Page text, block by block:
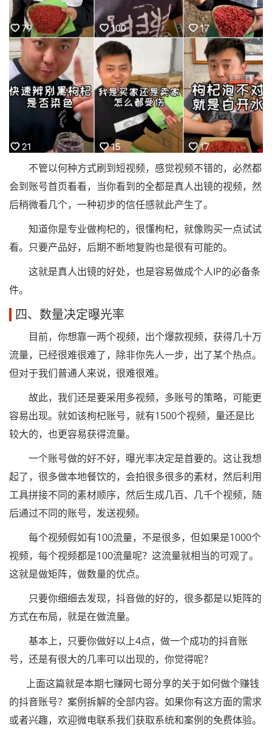
不管以何种方式刷到短视频，感觉视频不错的，必然都
会到账号首页看看，当你看到的全都是真人出镜的视频，然
后稍微看几个，一种初步的信任感就此产生了。
知道你是专业做枸杞的，很懂枸杞，就像购买一点试试
看。只要产品好，后期不断地复购也是很有可能的。
这就是真人出镜的好处，也是容易做成个人IP的必备条
件。
四、数量决定曝光率
目前，你想靠一两个视频，出个爆款视频，获得几十万
流量，已经很难很难了，除非你先人一步，出了某个热点。
但对于我们普通人来说，很难很难。
故此，我们还是要采用多视频，多账号的策略，可能更
容易出现。就如该枸杞账号，就有1500个视频，量还是比
较大的，也更容易获得流量。
一个账号做的好不好，曝光率决定是首要的。这让我想
起了，很多做本地餐饮的，会拍很多很多的素材，然后利用
工具拼接不同的素材顺序，然后生成几百、几千个视频，随
后通过不同的账号，发送视频。
每个视频假如有100流量，不是很多，但如果是1000个
视频，每个视频都是100流量呢？这流量就相当的可观了。
这就是做矩阵，做数量的优点。
只要你细细去发现，抖音做的好的，很多都是以矩阵的
方式在布局，就是在做流量。
基本上，只要你做好以上4点，做一个成功的抖音账
号，还是有很大的几率可以出现的，你觉得呢？
上面这篇就是本期七赚网七哥分享的关于如何做个赚钱
的抖音账号？案例拆解的全部内容。如果你有这方面的需求
或者兴趣，欢迎微电联系我们获取系统和案例的免费体验。